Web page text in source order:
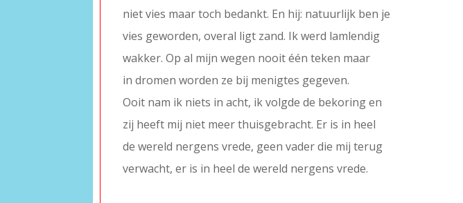
niet vies maar toch bedankt. En hij: natuurlijk ben je
vies geworden, overal ligt zand. Ik werd lamlendig
wakker. Op al mijn wegen nooit één teken maar
in dromen worden ze bij menigtes gegeven.
Ooit nam ik niets in acht, ik volgde de bekoring en
zij heeft mij niet meer thuisgebracht. Er is in heel
de wereld nergens vrede, geen vader die mij terug
verwacht, er is in heel de wereld nergens vrede.